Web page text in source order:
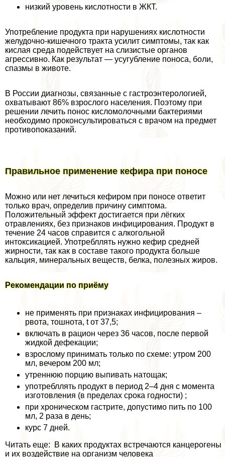
низкий уровень кислотности в ЖКТ.
Употрeбление продукта при нарушениях кислотности
желудочно-кишечного тpaкта усилит симптомы, так как
кислая среда подействует на слизистые органов
агрессивно. Как результат — усугубление поноса, боли,
спазмы в животе.
В России диагнозы, связанные с гастроэнтерологией,
охватывают 86% взрослого населения. Поэтому при
решении лечить понос кисломолочными бактериями
необходимо проконсультироваться с врачом на предмет
противопоказаний.
Правильное применение кефира при поносе
Можно или нет лечиться кефиром при поносе ответит
только врач, определив причину симптома.
Положительный эффект достигается при лёгких
отравлениях, без признаков инфицирования. Продукт в
течение 24 часов справится с алкогольной
интоксикацией. Употрeбллять нужно кефир средней
жирности, так как в составе такого продукта больше
кальция, минеральных веществ, белка, полезных жиров.
Рекомендации по приёму
не применять при признаках инфицирования –
рвота, тошнота, t от 37,5;
включать в рацион через 36 часов, после первой
жидкой дефекации;
взрослому принимать только по схеме: утром 200
мл, вечером 200 мл;
утреннюю порцию выпивать натощак;
употрeбллять продукт в период 2–4 дня с момента
изготовления (в пределах срока годности) ;
при хроническом гастрите, допустимо пить по 100
мл, 2 раза в день;
курс 7 дней.
Читать еще: В каких продуктах встречаются канцерогены
и их воздействие на организм человека